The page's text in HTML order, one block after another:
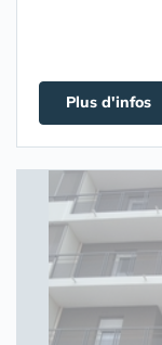
Plus d'infos